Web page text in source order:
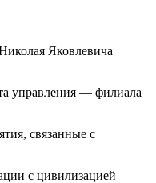
Яковлевича
управления — филиала
связанные с
с цивилизацией